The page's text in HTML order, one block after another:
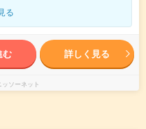
る
む 詳しく見る
ソーネット